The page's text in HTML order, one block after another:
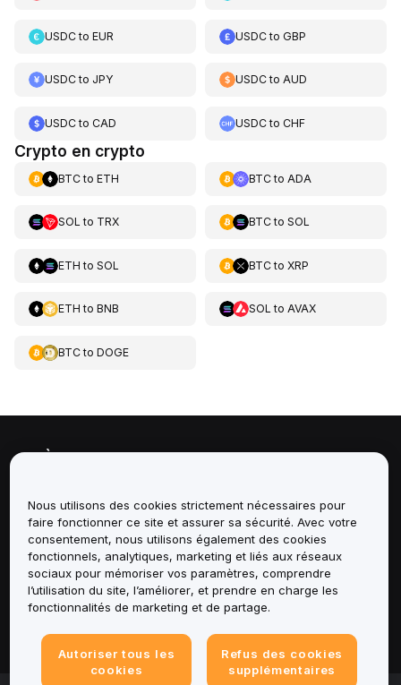
USDCto EUR USDCtoGBP
USDCto JPY USDCtoAUD
USDCto CAD USDCtoCHF
Crypto en crypto
BTCto ETH BTCto ADA
SOL to TRX BTCto SOL
ETH to SOL BTCto XRP
ETH to BNB SOL to AVAX
BTCto DOGE
À propos de
Services
Assistance
Produits
Mentions légales
Nous utilisons des cookies strictement nécessaires pour
faire fonctionner ce site et assurer sa sécurité. Avec votre
consentement, nous utilisons également des cookies
fonctionnels, analytiques, marketing et liés aux réseaux
sociaux pour mémoriser vos paramètres, comprendre
l’utilisation du site, l’améliorer, et prendre en charge les
fonctionnalités de marketing et de partage.
Autoriser tous les
cookies
Refus des cookies
supplémentaires